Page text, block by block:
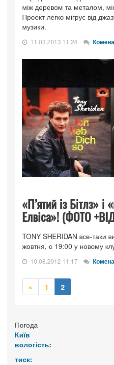
між деревом та металом,
Проект легко мігрує від
музики.
11.03.2013 11:28
«П’ятий із Бітлз» і
Елвіса»! (ФОТО
TONY SHERIDAN все-таки
жовтня, о 19:00 у новому
10.08.2012 11:17
« Попередня
1 2
Погода
Київ
вологість:
тиск: